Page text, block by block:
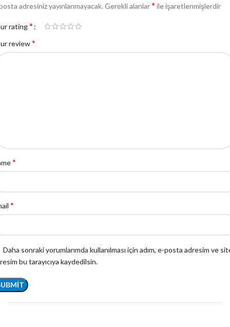
adresiniz yayınlanmayacak. Gerekli alanlar* ile işaretlenmişlerdir
rating*
review*
*
*
Daha sonraki yorumlarımda kullanılması için adım, e-posta adresim ve
bu tarayıcıya kaydedilsin.